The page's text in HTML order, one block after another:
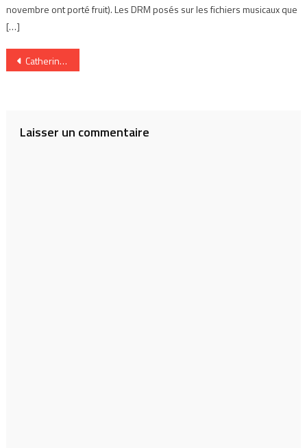
novembre ont porté fruit). Les DRM posés sur les fichiers musicaux que
[…]
Navigation
CatherineL
Laisser un commentaire